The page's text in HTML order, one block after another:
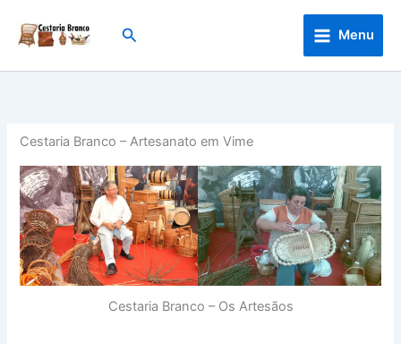
content
Search Menu
Cestaria Branco – Artesanato em Vime
Cestaria Branco – Os Artesãos